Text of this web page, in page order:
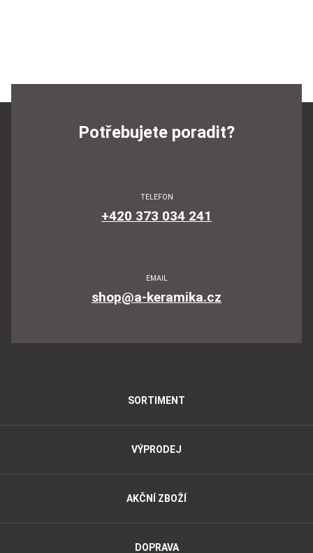
Potřebujete poradit?
TELEFON
+420 373 034 241
EMAIL
shop@a-keramika.cz
SORTIMENT
VÝPRODEJ
AKČNÍ ZBOŽÍ
DOPRAVA